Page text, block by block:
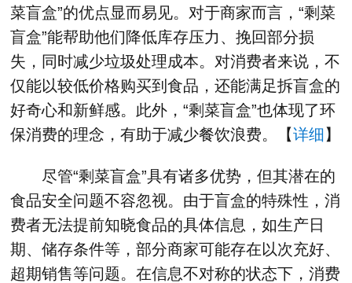
菜盲盒”的优点显而易见。对于商家而言，“剩菜
盲盒”能帮助他们降低库存压力、挽回部分损
失，同时减少垃圾处理成本。对消费者来说，不
仅能以较低价格购买到食品，还能满足拆盲盒的
好奇心和新鲜感。此外，“剩菜盲盒”也体现了环
保消费的理念，有助于减少餐饮浪费。【详细 】
尽管“剩菜盲盒”具有诸多优势，但其潜在的
食品安全问题不容忽视。由于盲盒的特殊性，消
费者无法提前知晓食品的具体信息，如生产日
期、储存条件等，部分商家可能存在以次充好、
超期销售等问题。在信息不对称的状态下，消费